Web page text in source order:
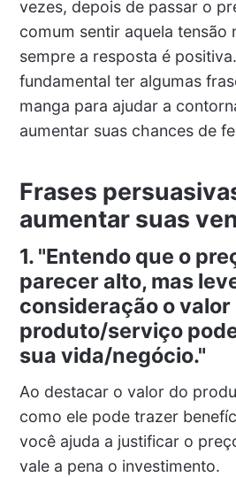
vezes, depois de passar o
comum sentir aquela tensão
sempre a resposta é
fundamental ter algumas
manga para ajudar a
aumentar suas chances de
Frases
aumentar suas
1. "Entendo que o
parecer alto, mas
consideração o valor
produto/serviço
sua vida/negócio."
Ao destacar o valor do
como ele pode trazer
você ajuda a justificar o
vale a pena o investimento.